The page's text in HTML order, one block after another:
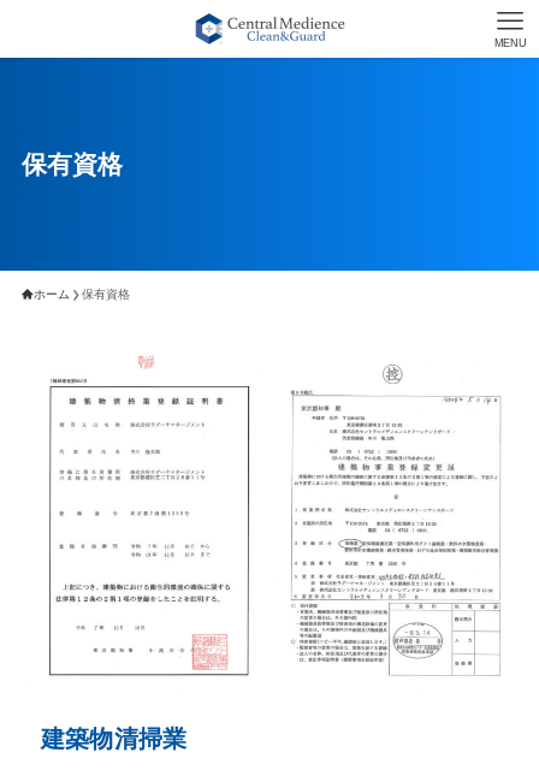
MENU
保有資格
ホーム 保有資格
建築物清掃業